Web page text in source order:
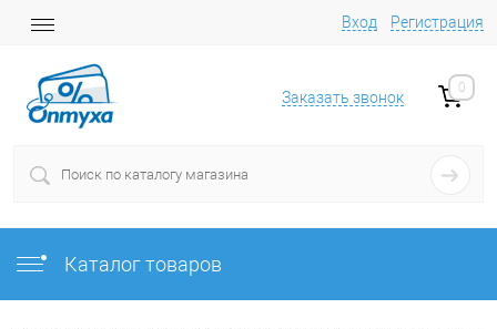
Вход Регистрация
Заказать звонок
0
Каталог товаров